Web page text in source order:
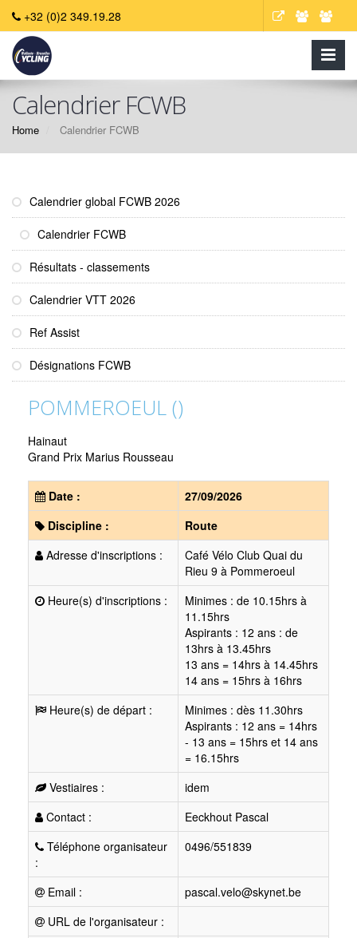
+32 (0)2 349.19.28
Calendrier FCWB
Home Calendrier FCWB
Calendrier global FCWB 2026
Calendrier FCWB
Résultats - classements
Calendrier VTT 2026
Ref Assist
Désignations FCWB
POMMEROEUL ()
Hainaut
Grand Prix Marius Rousseau
Date :
27/09/2026
Discipline :
Route
Adresse d'inscriptions :
Café Vélo Club Quai du
Rieu 9 à Pommeroeul
Heure(s) d'inscriptions :
Minimes : de 10.15hrs à
11.15hrs
Aspirants : 12 ans : de
13hrs à 13.45hrs
13 ans = 14hrs à 14.45hrs
14 ans = 15hrs à 16hrs
Heure(s) de départ :
Minimes : dès 11.30hrs
Aspirants : 12 ans = 14hrs
- 13 ans = 15hrs et 14 ans
= 16.15hrs
Vestiaires :
idem
Contact :
Eeckhout Pascal
Téléphone organisateur
:
0496/551839
Email :
pascal.velo@skynet.be
URL de l'organisateur :